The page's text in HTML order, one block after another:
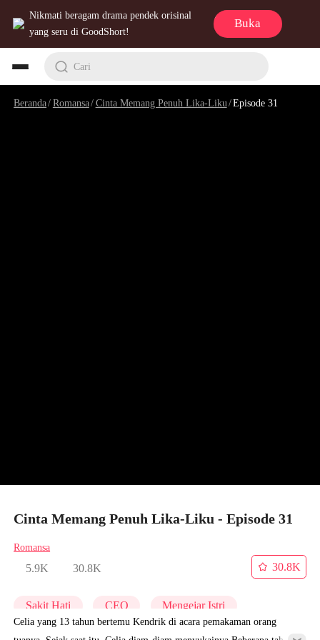
Nikmati beragam drama pendek orisinal
yang seru di GoodShort!
Buka
Cari
Beranda/Romansa/Cinta Memang Penuh Lika-Liku/Episode 31
Cinta Memang Penuh Lika-Liku - Episode 31
Romansa
5.9K 30.8K
30.8K
Sakit Hati CEO Mengejar Istri
Celia yang 13 tahun bertemu Kendrik di acara pemakaman orang